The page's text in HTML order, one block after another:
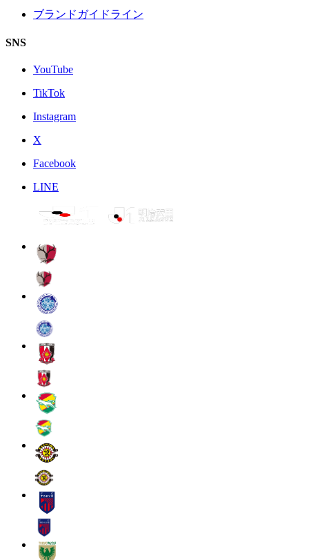
ブランドガイドライン
SNS
YouTube
TikTok
Instagram
X
Facebook
LINE